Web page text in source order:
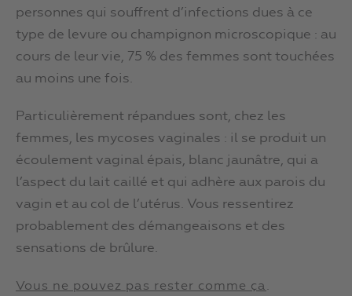
personnes qui souffrent d’infections dues à ce
type de levure ou champignon microscopique : au
cours de leur vie, 75 % des femmes sont touchées
au moins une fois.
Particulièrement répandues sont, chez les
femmes, les mycoses vaginales : il se produit un
écoulement vaginal épais, blanc jaunâtre, qui a
l’aspect du lait caillé et qui adhère aux parois du
vagin et au col de l’utérus. Vous ressentirez
probablement des démangeaisons et des
sensations de brûlure.
Vous ne pouvez pas rester comme ça.